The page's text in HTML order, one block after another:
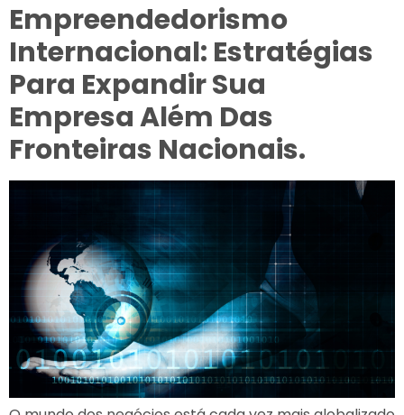
Empreendedorismo
Internacional: Estratégias
Para Expandir Sua
Empresa Além Das
Fronteiras Nacionais.